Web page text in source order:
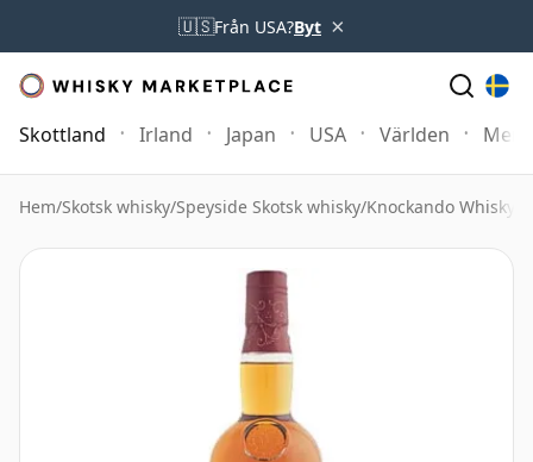
🇺🇸Från USA?Byt ×
Skottland Irland Japan USA Världen Mer
Hem/Skotsk whisky/Speyside Skotsk whisky/Knockando Whisky